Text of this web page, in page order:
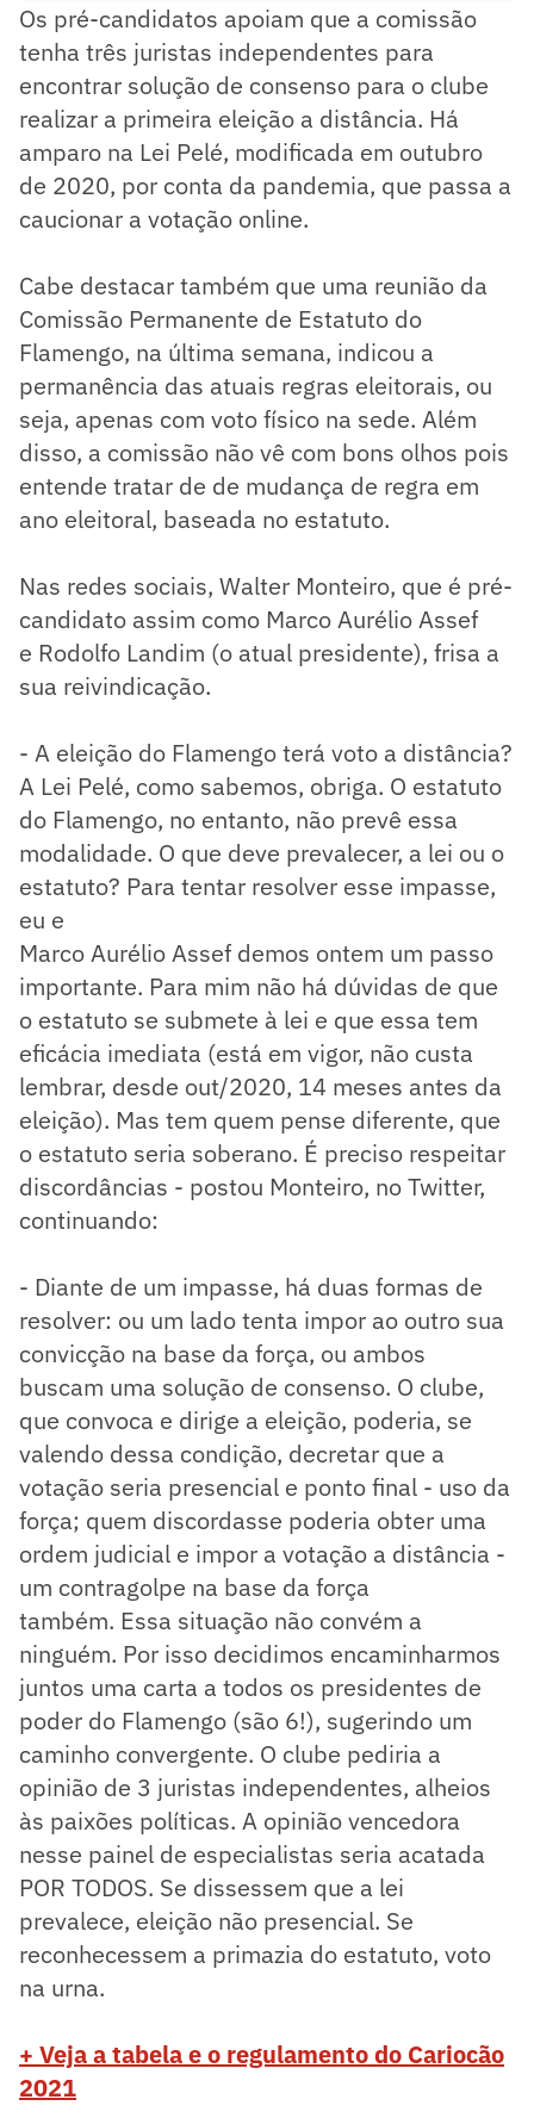
Os pré-candidatos apoiam que a comissão
tenha três juristas independentes para
encontrar solução de consenso para o clube
realizar a primeira eleição a distância. Há
amparo na Lei Pelé, modificada em outubro
de 2020, por conta da pandemia, que passa a
caucionar a votação online.
Cabe destacar também que uma reunião da
Comissão Permanente de Estatuto do
Flamengo, na última semana, indicou a
permanência das atuais regras eleitorais, ou
seja, apenas com voto físico na sede. Além
disso, a comissão não vê com bons olhos pois
entende tratar de de mudança de regra em
ano eleitoral, baseada no estatuto.
Nas redes sociais, Walter Monteiro, que é pré-
candidato assim como Marco Aurélio Assef
e Rodolfo Landim (o atual presidente), frisa a
sua reivindicação.
- A eleição do Flamengo terá voto a distância?
A Lei Pelé, como sabemos, obriga. O estatuto
do Flamengo, no entanto, não prevê essa
modalidade. O que deve prevalecer, a lei ou o
estatuto? Para tentar resolver esse impasse,
eu e
Marco Aurélio Assef demos ontem um passo
importante. Para mim não há dúvidas de que
o estatuto se submete à lei e que essa tem
eficácia imediata (está em vigor, não custa
lembrar, desde out/2020, 14 meses antes da
eleição). Mas tem quem pense diferente, que
o estatuto seria soberano. É preciso respeitar
discordâncias - postou Monteiro, no Twitter,
continuando:
- Diante de um impasse, há duas formas de
resolver: ou um lado tenta impor ao outro sua
convicção na base da força, ou ambos
buscam uma solução de consenso. O clube,
que convoca e dirige a eleição, poderia, se
valendo dessa condição, decretar que a
votação seria presencial e ponto final - uso da
força; quem discordasse poderia obter uma
ordem judicial e impor a votação a distância -
um contragolpe na base da força
também. Essa situação não convém a
ninguém. Por isso decidimos encaminharmos
juntos uma carta a todos os presidentes de
poder do Flamengo (são 6!), sugerindo um
caminho convergente. O clube pediria a
opinião de 3 juristas independentes, alheios
às paixões políticas. A opinião vencedora
nesse painel de especialistas seria acatada
POR TODOS. Se dissessem que a lei
prevalece, eleição não presencial. Se
reconhecessem a primazia do estatuto, voto
na urna.
+ Veja a tabela e o regulamento do Cariocão
2021